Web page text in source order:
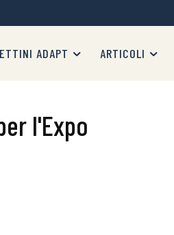
ADAPT ARTICOLI
l'Expo